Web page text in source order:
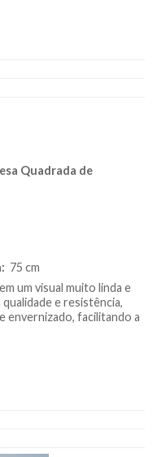
Quadrada de
75 cm
um visual muito linda e
e resistência,
envernizado, facilitando a